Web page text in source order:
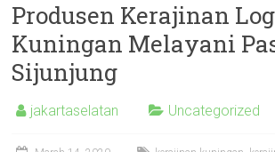
Produsen Kerajinan
Kuningan Melayani
Sijunjung
jakartaselatan Uncategorized